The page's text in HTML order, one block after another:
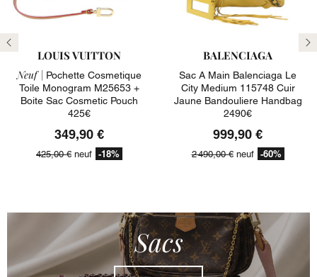
LOUIS VUITTON
Neuf |
Pochette Cosmetique
Toile Monogram M25653 +
Boite Sac Cosmetic Pouch
425€
349,90 €
425,00 € neuf -18%
BALENCIAGA
Sac A Main Balenciaga Le
City Medium 115748 Cuir
Jaune Bandouliere Handbag
2490€
999,90 €
2 490,00 €neuf -60%
Sacs